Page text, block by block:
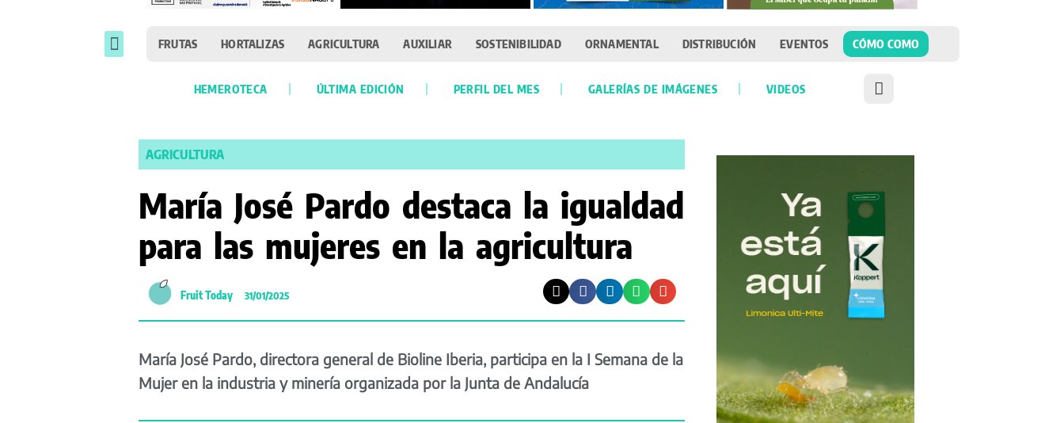
FRUTAS HORTALIZAS AGRICULTURA AUXILIAR SOSTENIBILIDAD ORNAMENTAL DISTRIBUCIÓN EVENTOS CÓMO COMO
HEMEROTECA ÚLTIMA EDICIÓN PERFIL DEL MES GALERÍAS DE IMÁGENES VIDEOS
AGRICULTURA
María José Pardo destaca la igualdad
para las mujeres en la agricultura
Fruit Today 31/01/2025
María José Pardo, directora general de Bioline Iberia, participa en la I Semana de la
Mujer en la industria y minería organizada por la Junta de Andalucía